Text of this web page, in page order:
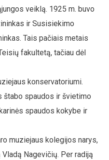
veiklą. 1925 m. buvo
ir Susisiekimo
Tais pačiais metais
fakultetą, tačiau dėl
konservatoriumi.
štabo spaudos ir švietimo
spaudos kokybe ir
muziejaus kolegijos narys,
Nagevičių. Per radiją